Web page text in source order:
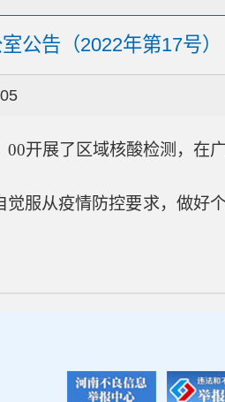
公告（2022年第17号）
开展了区域核酸检测，在
服从疫情防控要求，做好